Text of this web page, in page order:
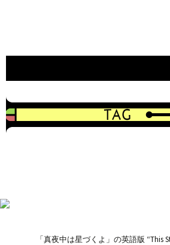
「真夜中は星づくよ」の英語版 “This